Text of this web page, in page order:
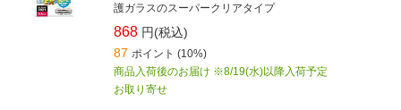
護ガラスのスーパークリアタイプ
868 円(税込)
87 ポイント (10%)
商品入荷後のお届け ※8/19(水)以降入荷予定
お取り寄せ